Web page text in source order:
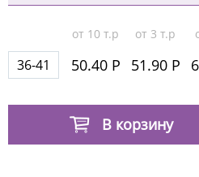
от 10 т.р от 3 т.р
36-41 50.40 Р 51.90 Р
В корзину